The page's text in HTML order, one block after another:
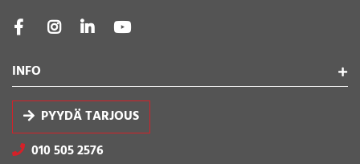
INFO
PYYDÄ TARJOUS
010 505 2576